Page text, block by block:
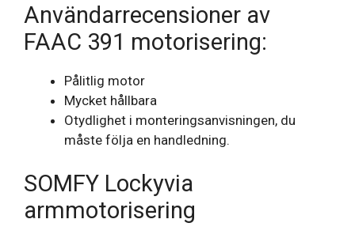
Användarrecensioner av
FAAC 391 motorisering:
Pålitlig motor
Mycket hållbara
Otydlighet i monteringsanvisningen, du
måste följa en handledning.
SOMFY Lockyvia
armmotorisering